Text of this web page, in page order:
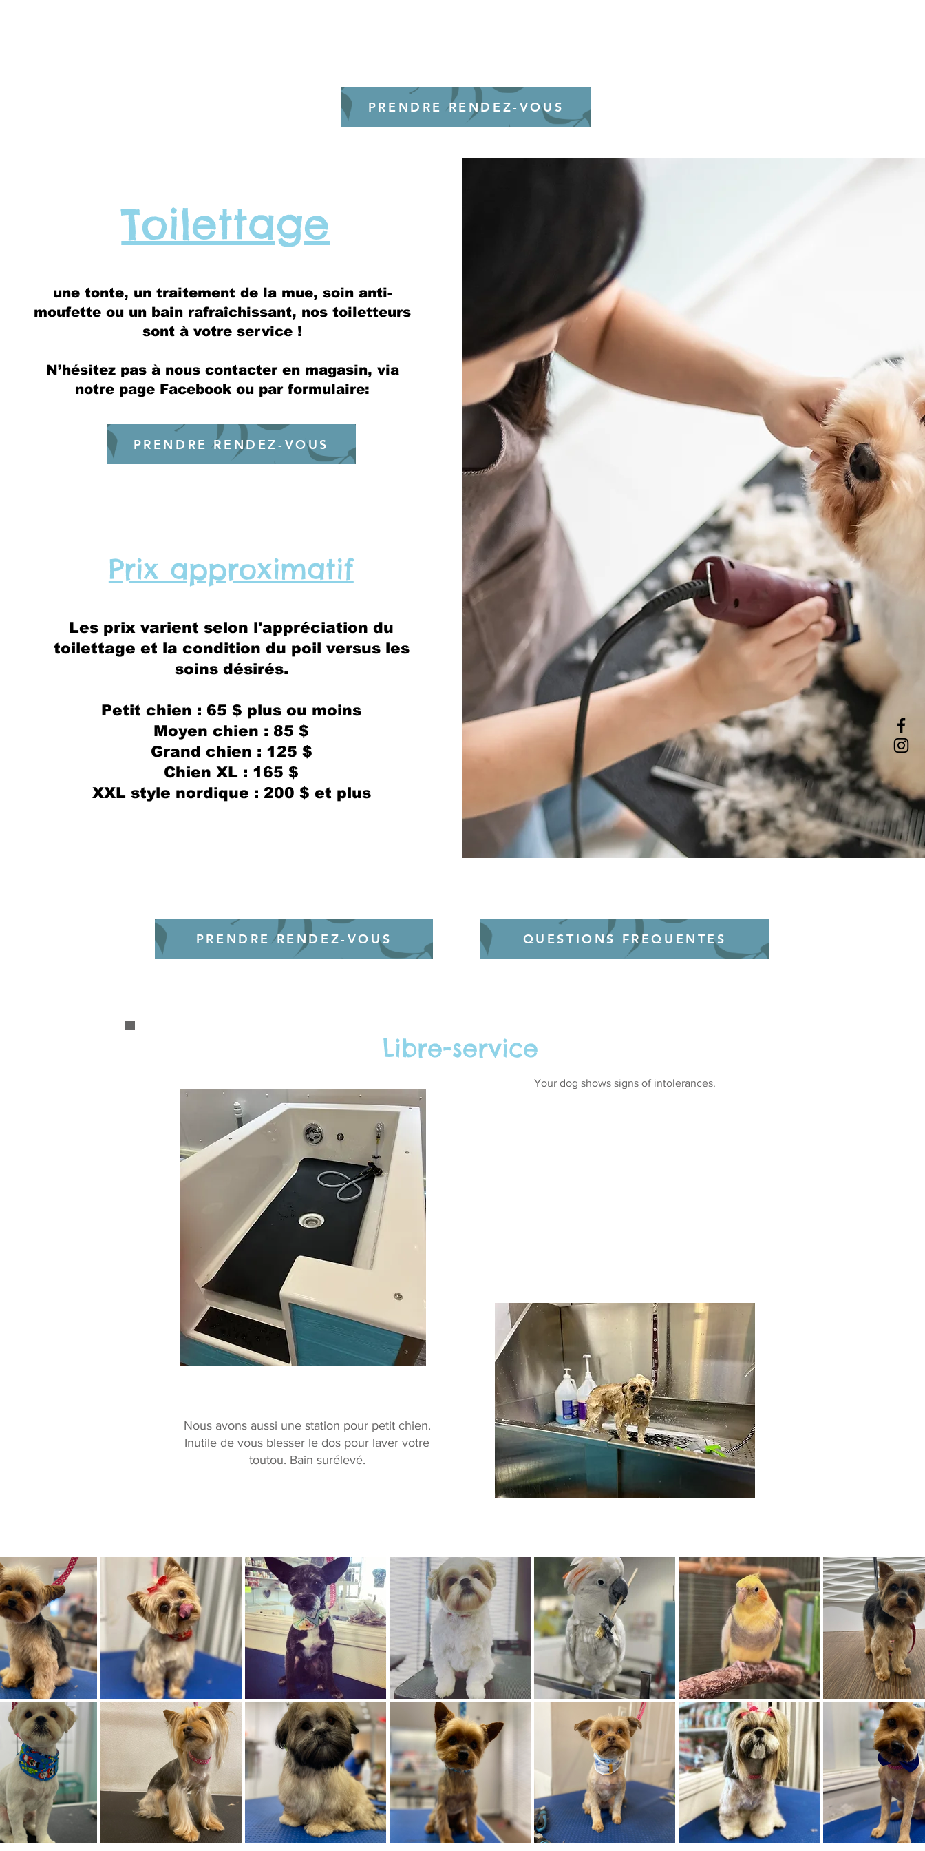
PRENDRE RENDEZ-VOUS
Toilettage
une tonte, un traitement de la mue, soin anti-
moufette ou un bain rafraîchissant, nos toiletteurs
sont à votre service !
N’hésitez pas à nous contacter en magasin, via
notre page Facebook ou par formulaire:
PRENDRE RENDEZ-VOUS
Prix approximatif
Les prix varient selon l'appréciation du
toilettage et la condition du poil versus les
soins désirés.
Petit chien : 65 $ plus ou moins
Moyen chien : 85 $
Grand chien : 125 $
Chien XL : 165 $
XXL style nordique : 200 $ et plus
PRENDRE RENDEZ-VOUS QUESTIONS FREQUENTES
Libre-service
Nous avons aussi une station pour petit chien.
Inutile de vous blesser le dos pour laver votre
toutou. Bain surélevé.
Your dog shows signs of intolerances.